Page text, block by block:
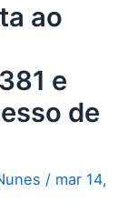
ao
e
de
/ mar 14,